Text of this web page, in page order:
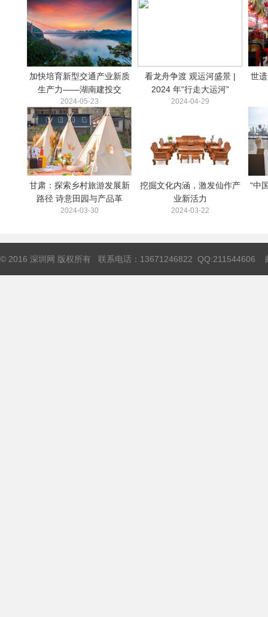
加快培育新型交通产业新质
生产力——湖南建投交
2024-05-23
看龙舟争渡 观运河盛景 |
2024 年“行走大运河”
2024-04-29
世
甘肃：探索乡村旅游发展新
路径 诗意田园与产品革
2024-03-30
挖掘文化内涵，激发仙作产
业新活力
2024-03-22
“中
© 2016 深圳网 版权所有 联系电话：13671246822 QQ:211544606